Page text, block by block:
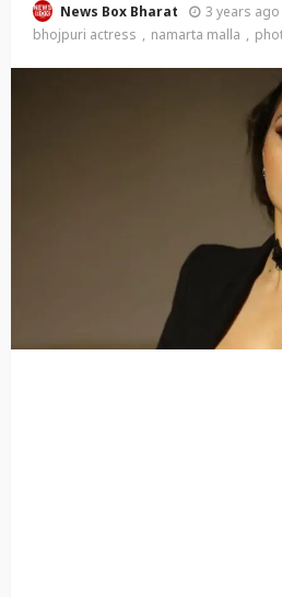
News Box Bharat 3 years ago
bhojpuri actress
namarta malla